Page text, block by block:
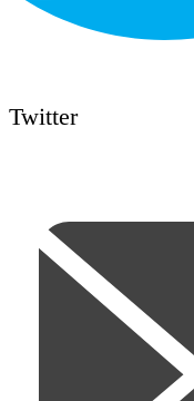
Twitter